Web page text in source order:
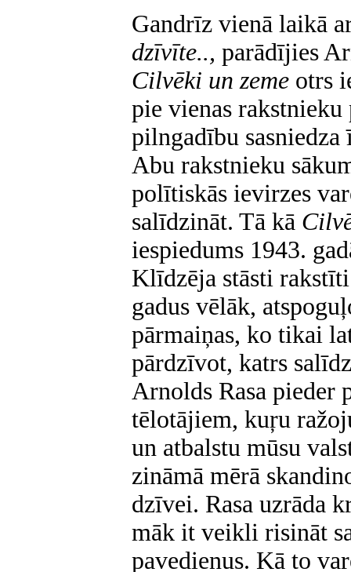
Gandrīz vienā laikā
dzīvīte.., parādījies
Cilvēki un zeme otrs
pie vienas rakstnieku
pilngadību sasniedza
Abu rakstnieku
polītiskās ievirzes
salīdzināt. Tā kā
iespiedums 1943.
Klīdzēja stāsti
gadus vēlāk,
pārmaiņas, ko tikai
pārdzīvot, katrs
Arnolds Rasa pieder
tēlotājiem, kuŗu
un atbalstu mūsu
zināmā mērā
dzīvei. Rasa uzrāda
māk it veikli risināt
pavedienus. Kā to